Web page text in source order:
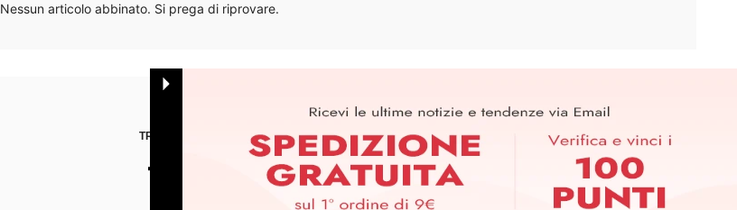
Nessun articolo abbinato. Si prega di riprovare.
TROVACI SU APP